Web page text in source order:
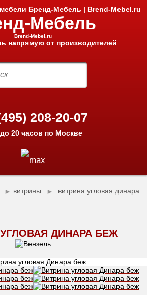
Мебель
Brend-Mebel.ru
напрямую от производителей
208-20-07
20 часов по Москве
► витрины ►
витрина угловая динара
ДИНАРА БЕЖ